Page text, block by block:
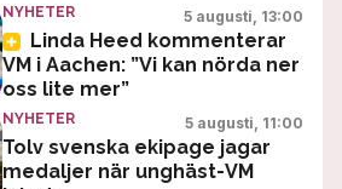
NYHETER 5 augusti, 13:00
Linda Heed kommenterar
VM i Aachen: ”Vi kan nörda ner
oss lite mer”
NYHETER 5 augusti, 11:00
Tolv svenska ekipage jagar
medaljer när unghäst-VM